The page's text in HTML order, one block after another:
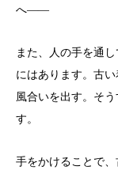
へ――
また、人の手を通
にはあります。古
風合いを出す。そ
す。
手をかけることで